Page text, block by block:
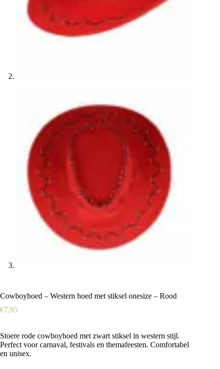
Cowboyhoed – Western hoed met stiksel onesize – Rood
€7,95
Stoere rode cowboyhoed met zwart stiksel in western stijl.
Perfect voor carnaval, festivals en themafeesten. Comfortabel
en unisex.